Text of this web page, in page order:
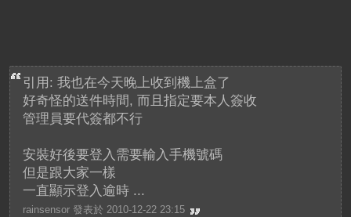
引用: 我也在今天晚上收到機上盒了
好奇怪的送件時間, 而且指定要本人簽收
管理員要代簽都不行
安裝好後要登入需要輸入手機號碼
但是跟大家一樣
一直顯示登入逾時 ...
rainsensor 發表於 2010-12-22 23:15